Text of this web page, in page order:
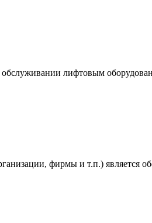
лифтовым
фирмы и т.п.) является